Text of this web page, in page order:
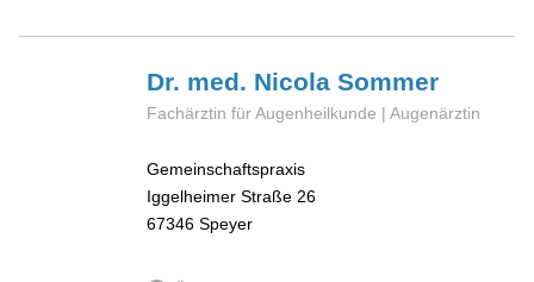
Dr. med. NicolaSommer
Fachärztin für Augenheilkunde | Augenärztin
Gemeinschaftspraxis
Iggelheimer Straße 26
67346 Speyer